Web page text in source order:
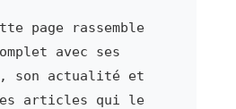
page rassemble
avec ses
son actualité et
articles qui le